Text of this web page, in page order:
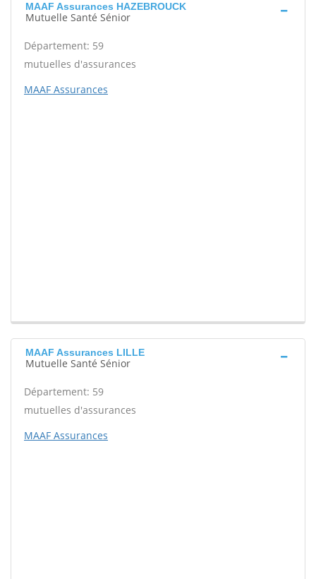
MAAF Assurances HAZEBROUCK
Mutuelle Santé Sénior
Département: 59
mutuelles d'assurances
MAAF Assurances
MAAF Assurances LILLE
Mutuelle Santé Sénior
Département: 59
mutuelles d'assurances
MAAF Assurances